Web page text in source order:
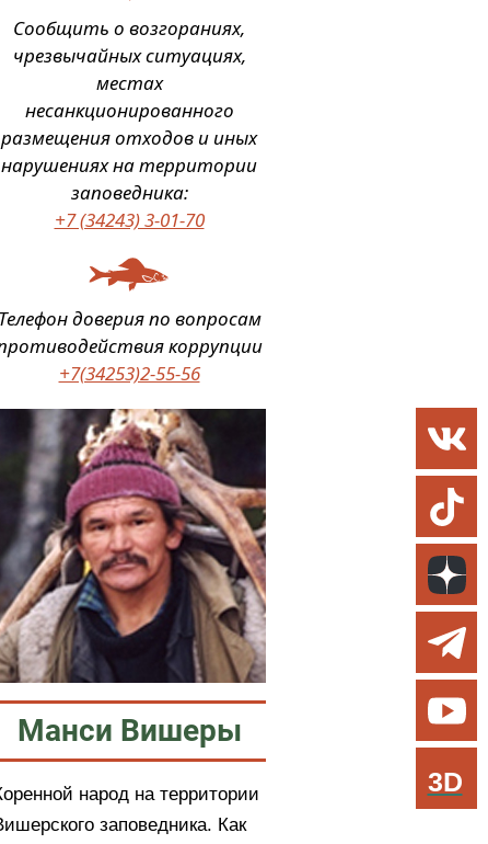
3D
Сообщить о возгораниях,
чрезвычайных ситуациях,
местах
несанкционированного
размещения отходов и иных
нарушениях на территории
заповедника:
+7 (34243) 3-01-70
Телефон доверия по вопросам
коррупции
+7(34253)2-55-56
Манси Вишеры
народ на территории
заповедника. Как